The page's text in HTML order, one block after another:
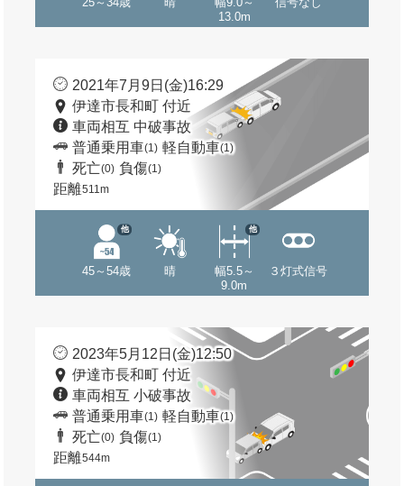
13.0m
2021年7月9日(金)16:29
伊達市長和町 付近
車両相互 中破事故
普通乗用車(1) 軽自動車(1)
死亡(0) 負傷(1)
距離511m
45～54歳
他
晴
幅5.5～
9.0m
他
３灯式信号
2023年5月12日(金)12:50
伊達市長和町 付近
車両相互 小破事故
普通乗用車(1) 軽自動車(1)
死亡(0) 負傷(1)
距離544m